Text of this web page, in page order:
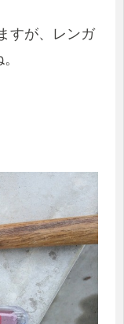
すが、レンガ